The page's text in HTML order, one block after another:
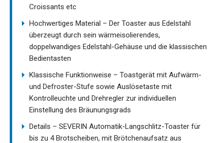
Croissants etc
Hochwertiges Material – Der Toaster aus Edelstahl
überzeugt durch sein wärmeisolierendes,
doppelwandiges Edelstahl-Gehäuse und die klassischen
Bedientasten
Klassische Funktionweise – Toastgerät mit Aufwärm-
und Defroster-Stufe sowie Auslösetaste mit
Kontrolleuchte und Drehregler zur individuellen
Einstellung des Bräunungsgrads
Details – SEVERIN Automatik-Langschlitz-Toaster für
bis zu 4 Brotscheiben, mit Brötchenaufsatz aus